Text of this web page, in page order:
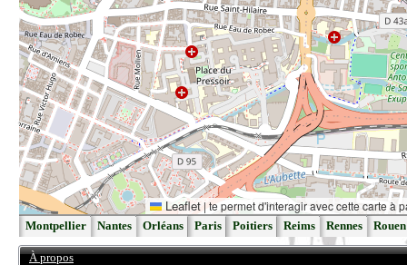
Leaflet | te permet d'interagir avec cette carte à
Montpellier Nantes Orléans Paris Poitiers Reims Rennes Rouen
À propos